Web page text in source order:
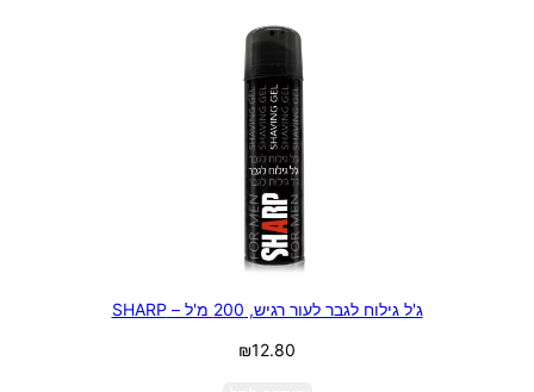
ג'ל גילוח לגבר לעור רגיש, 200 מ'ל – SHARP
₪12.80